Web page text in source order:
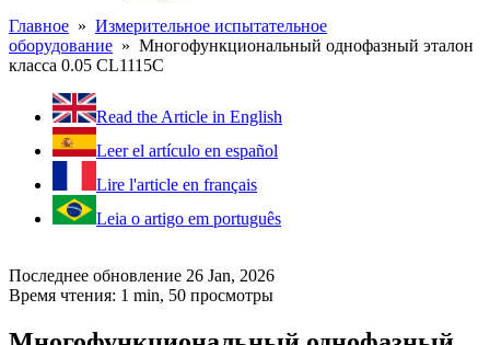
Главное » Измерительное испытательное
оборудование » Многофункциональный однофазный эталон
класса 0.05 CL1115C
Read the Article in English
Leer el artículo en español
Lire l'article en français
Leia o artigo em português
Последнее обновление 26 Jan, 2026
Время чтения: 1 min, 50 просмотры